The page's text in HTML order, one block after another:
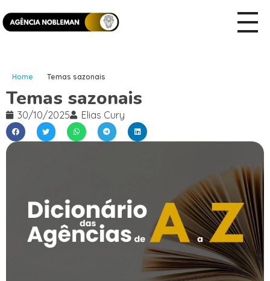
Home Temas sazonais
Temas sazonais
30/10/2025 Elias Cury